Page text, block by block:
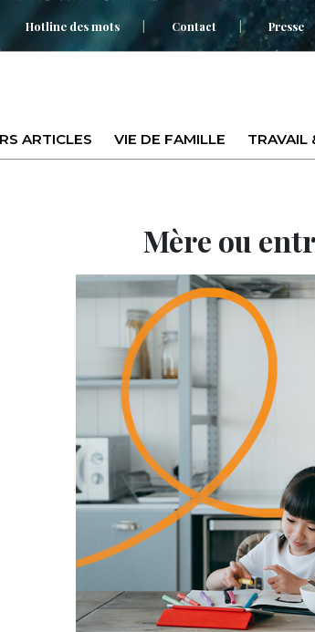
Hotline des mots Contact Presse
ARTICLES VIE DE FAMILLE TRAVAIL
Mère ou